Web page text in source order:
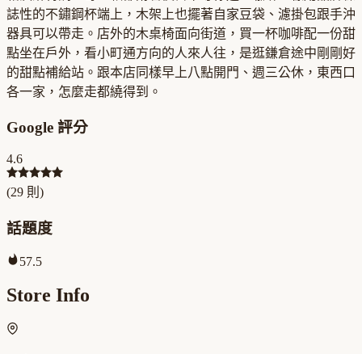
誌性的不鏽鋼杯端上，木架上也擺著自家豆袋、濾掛包跟手沖
器具可以帶走。店外的木桌椅面向街道，買一杯咖啡配一份甜
點坐在戶外，看小町通方向的人來人往，是逛鎌倉途中剛剛好
的甜點補給站。跟本店同樣早上八點開門、週三公休，東西口
各一家，怎麼走都繞得到。
Google 評分
4.6
(29 則)
話題度
57.5
Store Info